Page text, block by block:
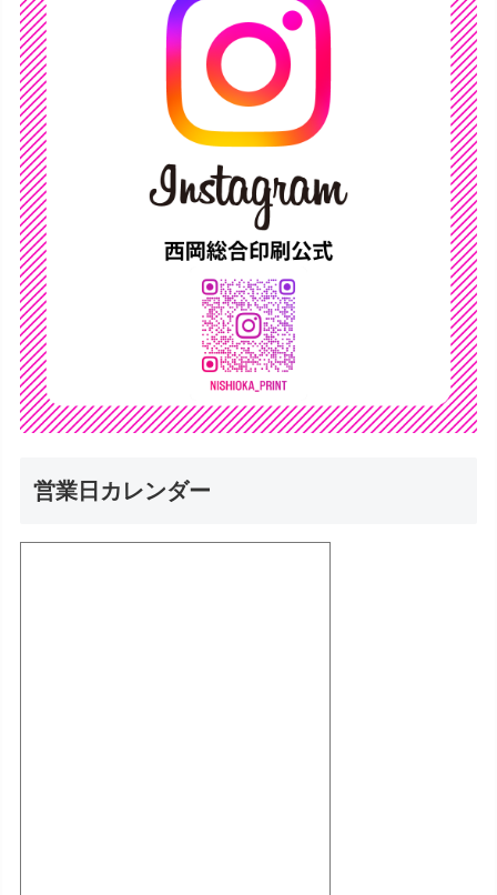
営業日カレンダー